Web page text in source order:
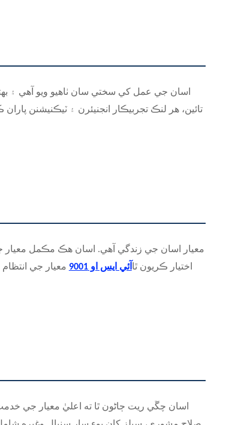
اسان جي عمل کي سختي سان ٺاهيو ويو آهي ۽
تائين، هر لنڪ تجربيڪار انجنيئرن ۽
معيار اسان جي زندگي آهي. اسان هڪ مڪمل معيار
اختيار ڪريون ٿا آئي ايس او 9001
معيار جي
اسان چڱي ريت ڄاڻون ٿا ته اعليٰ معيار جي